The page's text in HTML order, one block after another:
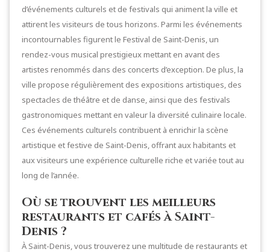
d’événements culturels et de festivals qui animent la ville et
attirent les visiteurs de tous horizons. Parmi les événements
incontournables figurent le Festival de Saint-Denis, un
rendez-vous musical prestigieux mettant en avant des
artistes renommés dans des concerts d’exception. De plus, la
ville propose régulièrement des expositions artistiques, des
spectacles de théâtre et de danse, ainsi que des festivals
gastronomiques mettant en valeur la diversité culinaire locale.
Ces événements culturels contribuent à enrichir la scène
artistique et festive de Saint-Denis, offrant aux habitants et
aux visiteurs une expérience culturelle riche et variée tout au
long de l’année.
Où se trouvent les meilleurs
restaurants et cafés à Saint-
Denis ?
À Saint-Denis, vous trouverez une multitude de restaurants et